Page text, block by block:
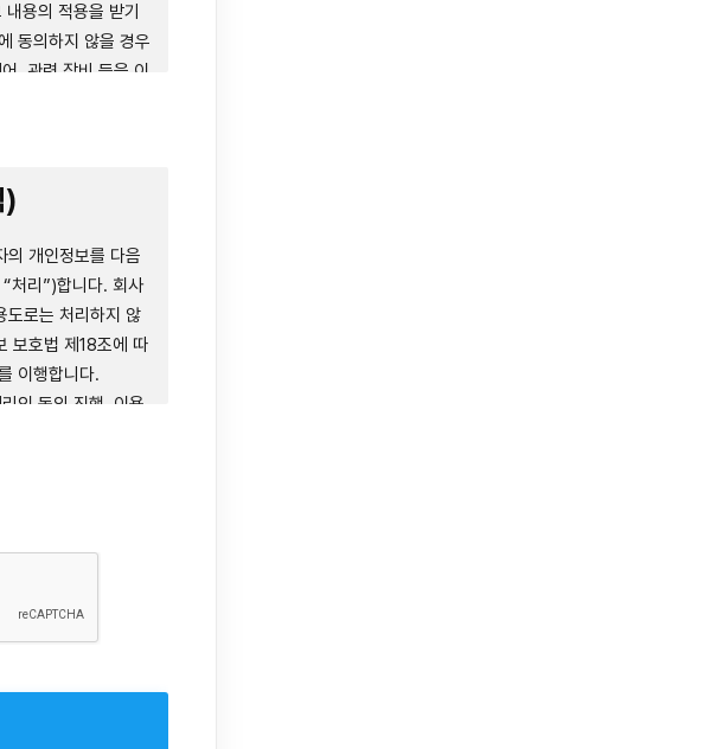
용의 적용을 받기
동의하지 않을 경우
, 관련 장비 등을 이
게 읽으시기 바랍니
데스크톱용, 랩탑
여 회사와 이용자
이용절차 등 회사와
같습니다.
탑용, 모바일용 어
)
의 개인정보를 다음
처리”)합니다. 회사
도로는 처리하지 않
보호법 제18조에 따
이행합니다.
인 동의 진행, 이용
운영에 지장을 주
이용자 보호 및 서
용에 대한 통계, 서
고 게재 등
여, 인구통계학적
개선